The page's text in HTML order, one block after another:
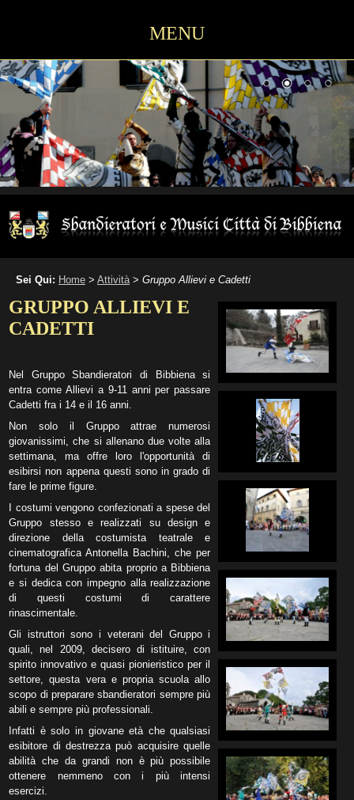
MENU
Sei Qui: Home > Attività> Gruppo Allievi e Cadetti
GRUPPO ALLIEVI E
CADETTI
Nel Gruppo Sbandieratori di Bibbiena si
entra come Allievi a 9-11 anni per passare
Cadetti fra i 14 e il 16 anni.
Non solo il Gruppo attrae numerosi
giovanissimi, che si allenano due volte alla
settimana, ma offre loro l'opportunità di
esibirsi non appena questi sono in grado di
fare le prime figure.
I costumi vengono confezionati a spese del
Gruppo stesso e realizzati su design e
direzione della costumista teatrale e
cinematografica Antonella Bachini, che per
fortuna del Gruppo abita proprio a Bibbiena
e si dedica con impegno alla realizzazione
di questi costumi di carattere
rinascimentale.
Gli istruttori sono i veterani del Gruppo i
quali, nel 2009, decisero di istituire, con
spirito innovativo e quasi pionieristico per il
settore, questa vera e propria scuola allo
scopo di preparare sbandieratori sempre più
abili e sempre più professionali.
Infatti è solo in giovane età che qualsiasi
esibitore di destrezza può acquisire quelle
abilità che da grandi non è più possibile
ottenere nemmeno con i più intensi
esercizi.